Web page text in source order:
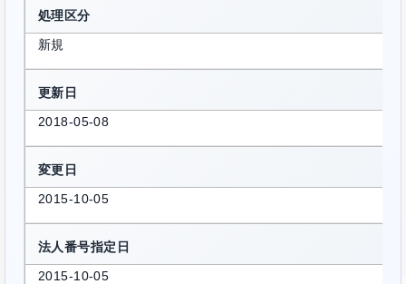
処理区分
新規
更新日
2018-05-08
変更日
2015-10-05
法人番号指定日
2015-10-05